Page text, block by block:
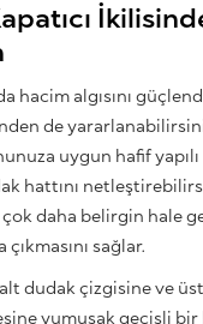
hacim algısını
de
uygun hafif yapılı
hattını
daha belirgin hale
sağlar.
alt dudak çizgisine ve
yumuşak geçişli